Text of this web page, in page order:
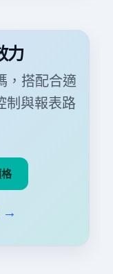
力
，搭配合適
制與報表路
→